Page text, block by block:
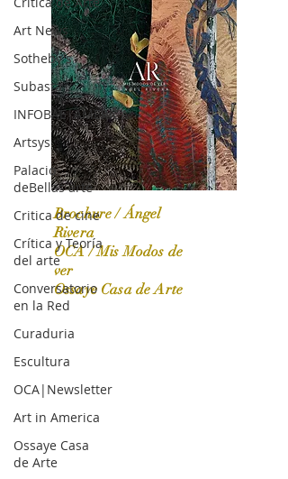
Art News
Sotheby's
Subasta
INFOBAE|AMERICA
Artsys
Palacio
deBellas arte
Critica de cine
Crítica y Teoría
del arte
Conversatorio
en la Red
Curaduria
Escultura
OCA|Newsletter
Art in America
Ossaye Casa
de Arte
OCA|News 31 / Marzo-Abril / 2024
Brochure / Ángel
Rivera
OCA / Mis Modos de
ver
Ossaye Casa de Arte